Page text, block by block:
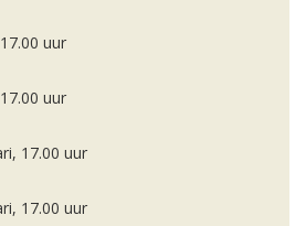
uur
uur
17.00 uur
17.00 uur